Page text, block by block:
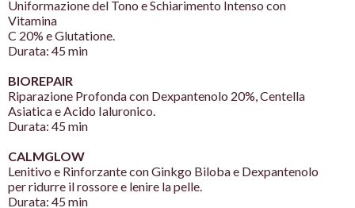
Uniformazione del Tono eSchiarimento Intenso con
Vitamina
C 20% e Glutatione.
Durata: 45 min
BIOREPAIR
Riparazione Profonda con Dexpantenolo 20%, Centella
Asiaticae Acido Ialuronico.
Durata: 45 min
CALMGLOW
Lenitivo e Rinforzante con Ginkgo Biloba e Dexpantenolo
per ridurre ilrossore e lenire lapelle.
Durata: 45 min